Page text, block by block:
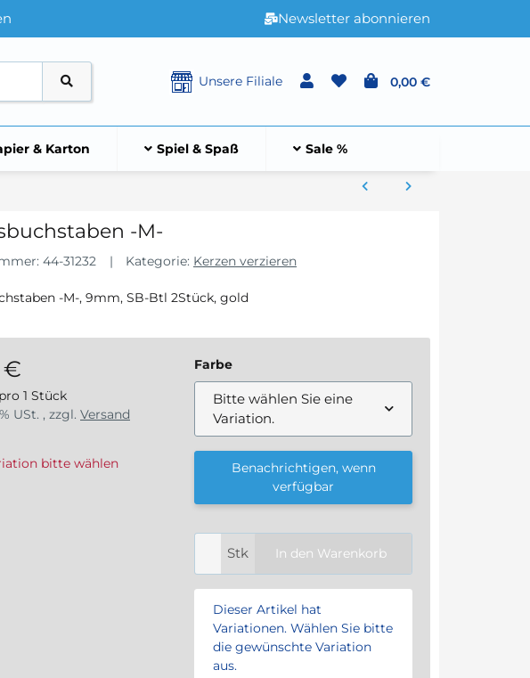
Newsletter abonnieren
Unsere Filiale 0,00 €
& Karton Spiel & Spaß Sale %
-M-
44-31232 Kategorie: Kerzen verzieren
-M-, 9mm, SB-Btl 2Stück, gold
€
1 Stück
USt. , zzgl. Versand
bitte wählen
Farbe
Bitte wählen Sie eine
Variation.
Benachrichtigen, wenn
verfügbar
Stk In den Warenkorb
x
Dieser Artikel hat
Variationen. Wählen Sie bitte
die gewünschte Variation
aus.